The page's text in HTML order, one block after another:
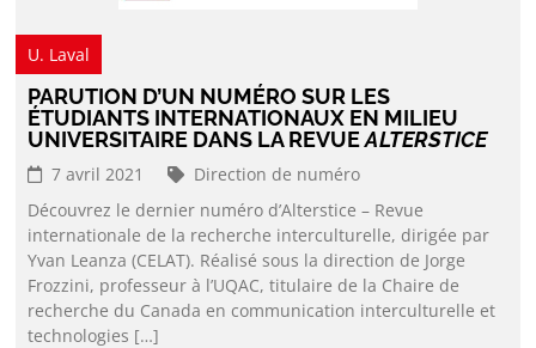
U. Laval
PARUTION D’UN NUMÉRO SUR LES
ÉTUDIANTS INTERNATIONAUX EN MILIEU
UNIVERSITAIRE DANS LA REVUEALTERSTICE
7 avril 2021
Direction de numéro
Découvrez le dernier numéro d’Alterstice – Revue
internationale de la recherche interculturelle, dirigée par
Yvan Leanza (CELAT). Réalisé sous la direction de Jorge
Frozzini, professeur à l’UQAC, titulaire de la Chaire de
recherche du Canada en communication interculturelle et
technologies […]